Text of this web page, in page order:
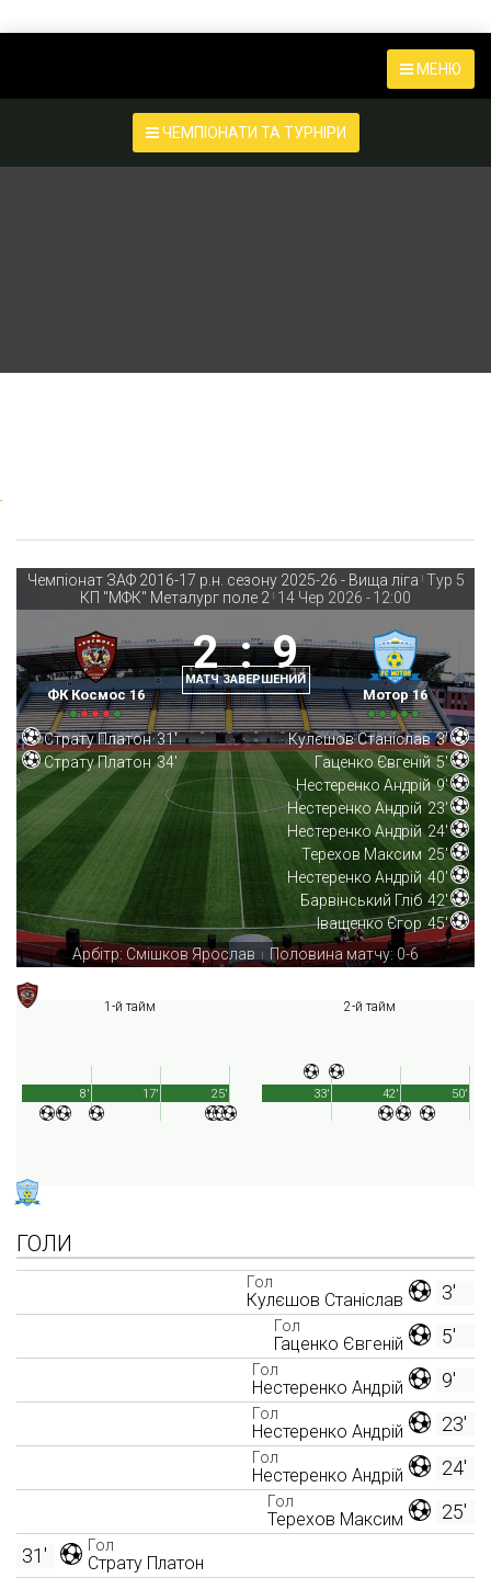
МЕНЮ
ЧЕМПІОНАТИ ТА ТУРНІРИ
Чемпіонат ЗАФ 2016-17 р.н. сезону 2025-26 - Вища ліга | Тур 5
КП "МФК" Металург поле 2 | 14 Чер 2026 - 12:00
ФК Космос 16
2 : 9
МАТЧ ЗАВЕРШЕНИЙ
Мотор 16
Страту Платон 31'
Страту Платон 34'
Кулєшов Станіслав 3'
Гаценко Євгеній 5'
Нестеренко Андрій 9'
Нестеренко Андрій 23'
Нестеренко Андрій 24'
Терехов Максим 25'
Нестеренко Андрій 40'
Барвінський Гліб 42'
Іващенко Єгор 45'
Арбітр: Смішков Ярослав
| Половина матчу: 0-6
1-й тайм
25'
8' 17'
2-й тайм
50'
33' 42'
ГОЛИ
3'
Гол
Кулєшов Станіслав
5'
Гол
Гаценко Євгеній
9'
Гол
Нестеренко Андрій
23'
Гол
Нестеренко Андрій
24'
Гол
Нестеренко Андрій
25'
Гол
Терехов Максим
Гол
Страту Платон
31'